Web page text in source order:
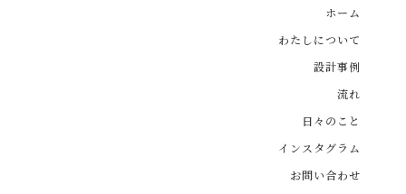
ホーム
わたしについて
設計事例
流れ
日々のこと
インスタグラム
お問い合わせ